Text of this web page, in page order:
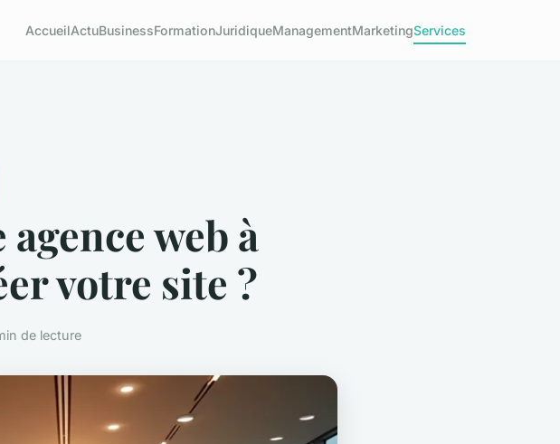
AccueilActuBusinessFormationJuridiqueManagementMarketingServices
web à
votre site ?
de lecture